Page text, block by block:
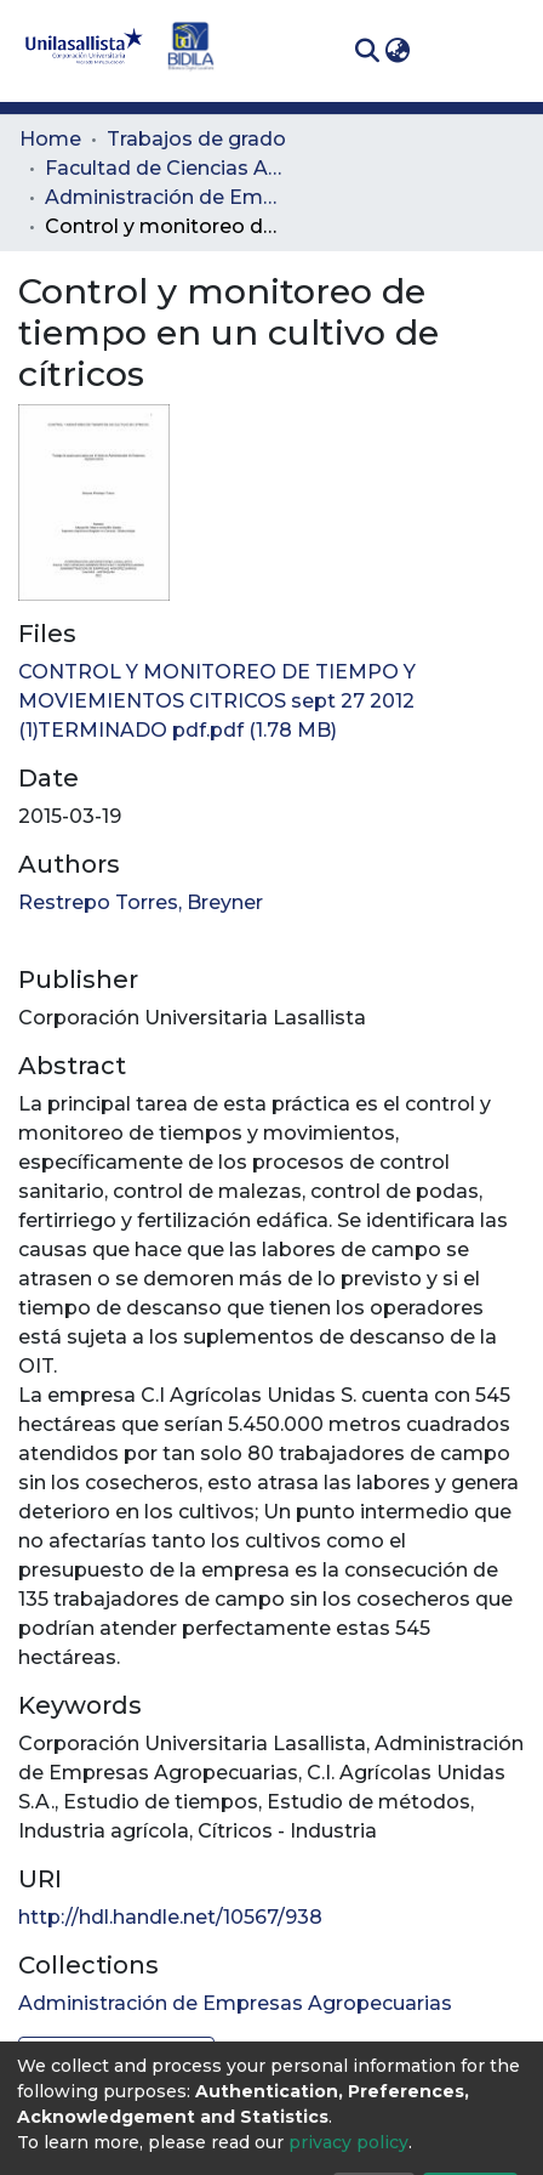
Communities
& Collections
All of DSpace
Statistics
Home
Trabajos de grado
Facultad de Ciencias Administrativas y Agropecuarias
Administración de Empresas Agropecuarias
Control y monitoreo de tiempo en un cultivo de cítricos
Control y monitoreo de
tiempo en un cultivo de
cítricos
Files
CONTROL Y MONITOREO DE TIEMPO Y
MOVIEMIENTOS CITRICOS sept 27 2012
(1)TERMINADO pdf.pdf(1.78 MB)
Date
2015-03-19
Authors
Restrepo Torres, Breyner
Publisher
Corporación Universitaria Lasallista
Abstract
La principal tarea de esta práctica es el control y
monitoreo de tiempos y movimientos,
específicamente de los procesos de control
sanitario, control de malezas, control de podas,
fertirriego y fertilización edáfica. Se identificara las
causas que hace que las labores de campo se
atrasen o se demoren más de lo previsto y si el
tiempo de descanso que tienen los operadores
está sujeta a los suplementos de descanso de la
OIT.
La empresa C.I Agrícolas Unidas S. cuenta con 545
hectáreas que serían 5.450.000 metros cuadrados
atendidos por tan solo 80 trabajadores de campo
sin los cosecheros, esto atrasa las labores y genera
deterioro en los cultivos; Un punto intermedio que
no afectarías tanto los cultivos como el
presupuesto de la empresa es la consecución de
135 trabajadores de campo sin los cosecheros que
podrían atender perfectamente estas 545
hectáreas.
Keywords
Corporación Universitaria Lasallista, Administración
de Empresas Agropecuarias, C.I. Agrícolas Unidas
S.A., Estudio de tiempos, Estudio de métodos,
Industria agrícola, Cítricos - Industria
URI
http://hdl.handle.net/10567/938
Collections
Administración de Empresas Agropecuarias
Full item page
We collect and process your personal information for the
following purposes: Authentication, Preferences,
Acknowledgement and Statistics.
To learn more, please read our privacy policy.